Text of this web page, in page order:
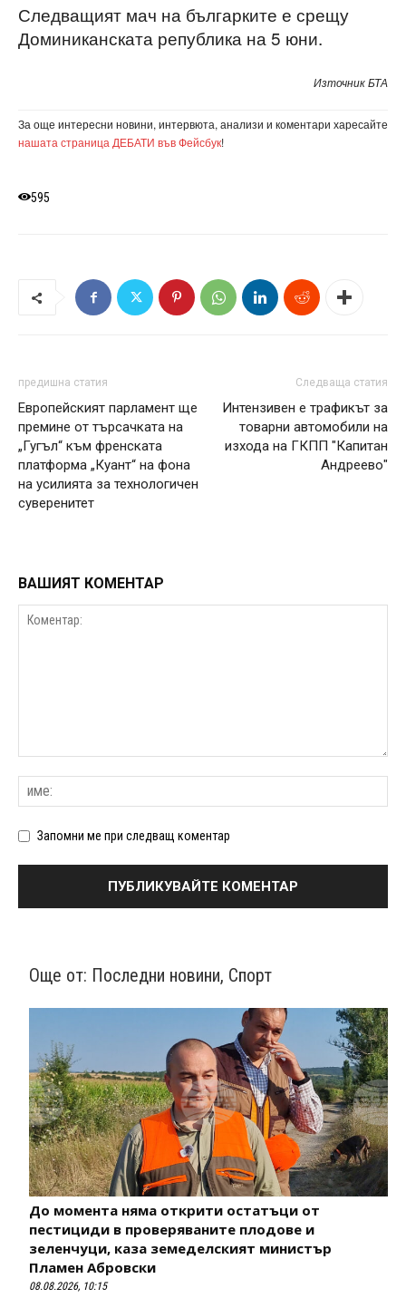
Следващият мач на българките е срещу
Доминиканската република на 5 юни.
Източник БТА
За още интересни новини, интервюта, анализи и коментари харесайте
нашата страница ДЕБАТИ във Фейсбук!
595
предишна статия
Европейският парламент ще
премине от търсачката на
„Гугъл“ към френската
платформа „Куант“ на фона
на усилията за технологичен
суверенитет
Следваща статия
Интензивен е трафикът за
товарни автомобили на
изхода на ГКПП "Капитан
Андреево"
ВАШИЯТ КОМЕНТАР
Запомни ме при следващ коментар
Още от: Последни новини, Спорт
До момента няма открити остатъци от
пестициди в проверяваните плодове и
зеленчуци, каза земеделският министър
Пламен Абровски
08.08.2026, 10:15